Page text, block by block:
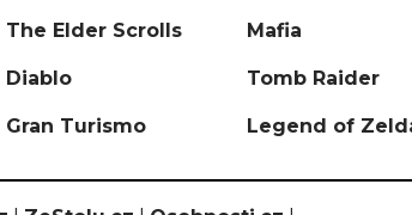
The Elder Scrolls Mafia
Diablo Tomb Raider
Gran Turismo Legend of